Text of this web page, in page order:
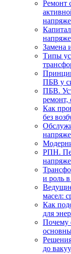
Ремонт
Замена
Типы
ПБВ у
ПБВ.
ремонт,
Как
без
РПН.
и роль
масел:
Как
для
Почему
до